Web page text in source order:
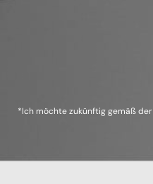
*Ich möchte zukünftig gemäß der